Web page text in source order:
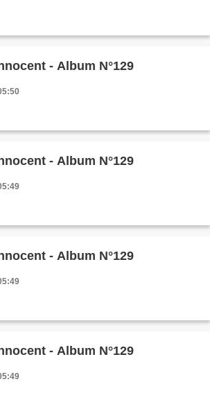
- Album N°129
- Album N°129
- Album N°129
- Album N°129